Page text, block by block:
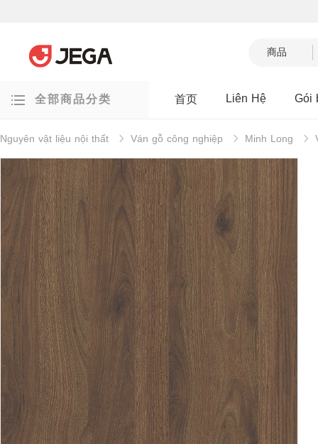
商品
全部商品分类
Gói bán chạy
Đồ rời
Tủ đồ ngoài trời
Vật liệu xây dựng/Vật
liệu phụ trợ
Gương phòng tắm
Thiết bị nhà bếp/gia
dụng
Bình nóng lạnh Điều hòa
Nguyên vật liệu nội
thất
Aica HPL Khung nhôm cánh kính
Hàng hóa nhỏ lẻ
Dụng cụ vệ sinh phòng tắm
首页 Liên Hệ Gói
Nguyên vật liệu nội thất Ván gỗ công nghiệp Minh Long